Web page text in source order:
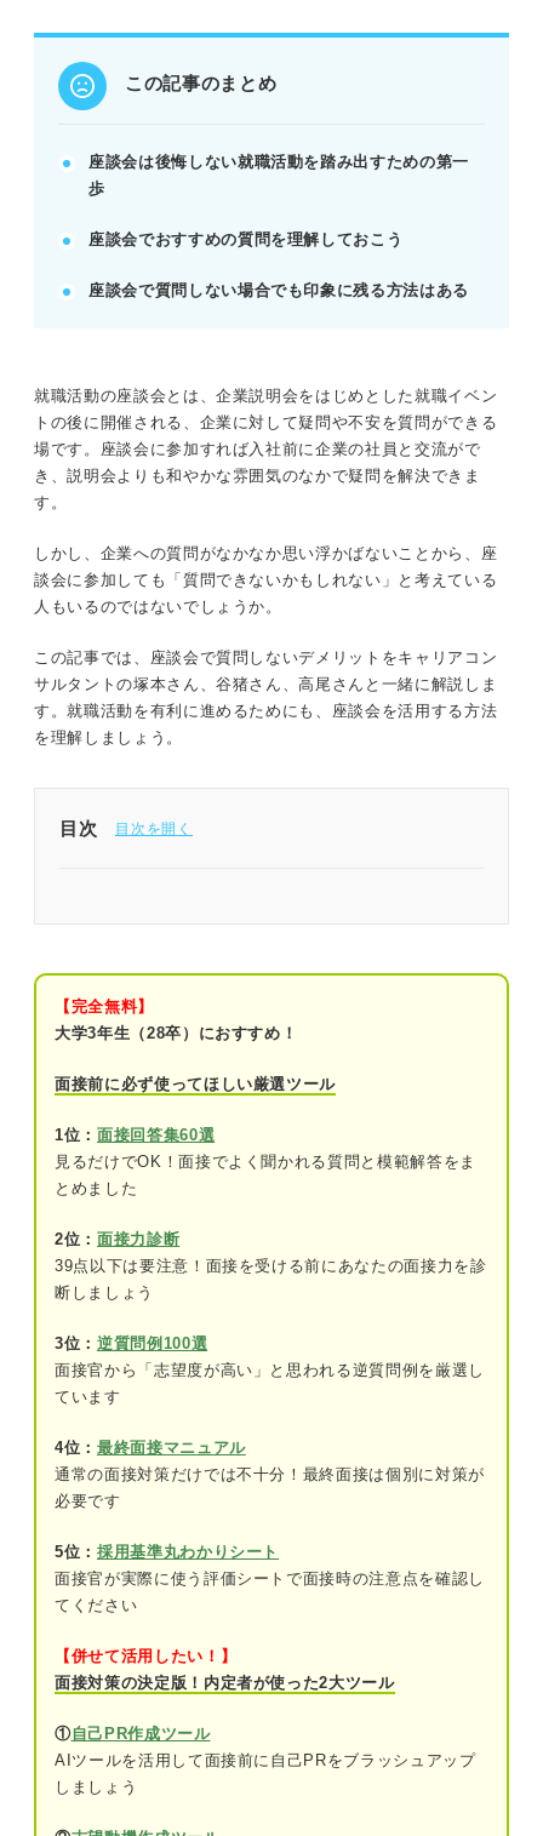
ソードを聞く。
社員が答えにくい質問や業務に関係ない質問、調べ
ればわかる質問は避ける。
いよう配慮する。
り、定型文を用意する。
記事の該当箇所を見る
座談会で質問しないと就活の一歩を踏み出すの
が遅れる可能性がある！
る利点が多い
チャンスを逃している？ 座談会で質問しない
デメリット
めの質問
※AIの特性上、間違いが含まれている場合があります。記事本文
と併せてご確認ください。
この記事のまとめ
座談会は後悔しない就職活動を踏み出すための第一
歩
座談会でおすすめの質問を理解しておこう
座談会で質問しない場合でも印象に残る方法はある
就職活動の座談会とは、企業説明会をはじめとした就職イベン
トの後に開催される、企業に対して疑問や不安を質問ができる
場です。座談会に参加すれば入社前に企業の社員と交流がで
き、説明会よりも和やかな雰囲気のなかで疑問を解決できま
す。
しかし、企業への質問がなかなか思い浮かばないことから、座
談会に参加しても「質問できないかもしれない」と考えている
人もいるのではないでしょうか。
この記事では、座談会で質問しないデメリットをキャリアコン
サルタントの塚本さん、谷猪さん、高尾さんと一緒に解説しま
す。就職活動を有利に進めるためにも、座談会を活用する方法
を理解しましょう。
目次
座談会で質問は必須ではない！ しかし質問する利
点が多い
デメリット
②採用担当者に名前を覚えてもらえる機会
③面接の逆質問の練習ができない
⑤過去の選考の話を聞けない
事業内容・サービス・商品
社風や社内の雰囲気
入社した後のキャリアプラン
選考の足掛かりに！ 座談会で質問するときのコツ
最初に質問する
【完全無料】
大学3年生（28卒）におすすめ！
面接前に必ず使ってほしい厳選ツール
1位： 面接回答集60選
見るだけでOK！面接でよく聞かれる質問と模範解答をま
とめました
2位： 面接力診断
39点以下は要注意！面接を受ける前にあなたの面接力を診
断しましょう
3位： 逆質問例100選
面接官から「志望度が高い」と思われる逆質問例を厳選し
ています
4位： 最終面接マニュアル
通常の面接対策だけでは不十分！最終面接は個別に対策が
必要です
5位： 採用基準丸わかりシート
面接官が実際に使う評価シートで面接時の注意点を確認し
てください
【併せて活用したい！】
面接対策の決定版！内定者が使った2大ツール
①自己PR作成ツール
AIツールを活用して面接前に自己PRをブラッシュアップ
しましょう